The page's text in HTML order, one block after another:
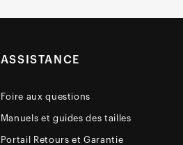
ASSISTANCE
Foire aux questions
Manuels et guides des tailles
Portail Retours et Garantie